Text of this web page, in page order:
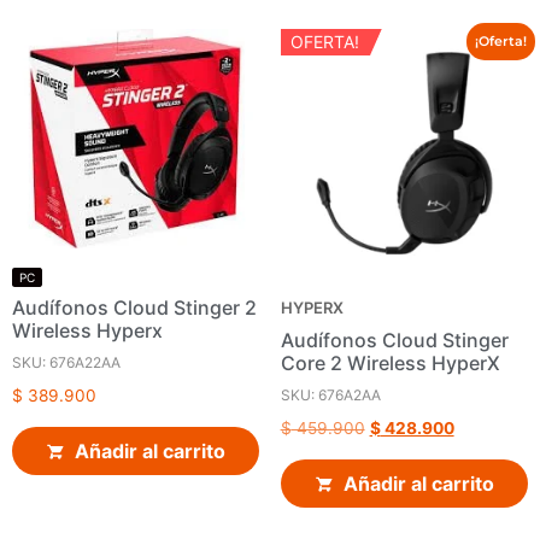
PC
Audífonos Cloud Stinger 2
Wireless Hyperx
SKU: 676A22AA
$ 389.900
Añadir al carrito
¡Oferta!
OFERTA!
HYPERX
Audífonos Cloud Stinger
Core 2 Wireless HyperX
SKU: 676A2AA
$459.900 $428.900
Añadir al carrito